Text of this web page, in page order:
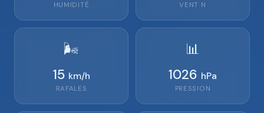
HUMIDITÉ VENT N
🌬️
15 km/h
RAFALES
📊
1026 hPa
PRESSION